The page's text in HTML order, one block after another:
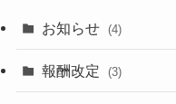
お知らせ (4)
報酬改定 (3)